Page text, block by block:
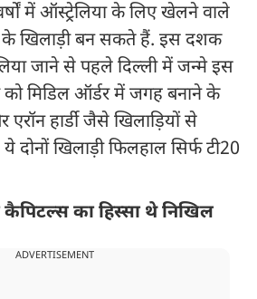
में ऑस्ट्रेलिया के लिए खेलने वाले
के खिलाड़ी बन सकते हैं. इस दशक
जाने से पहले दिल्ली में जन्मे इस
मिडिल ऑर्डर में जगह बनाने के
हार्डी जैसे खिलाड़ियों से
ये दोनों खिलाड़ी फिलहाल सिर्फ टी20
का हिस्सा थे निखिल
ADVERTISEMENT